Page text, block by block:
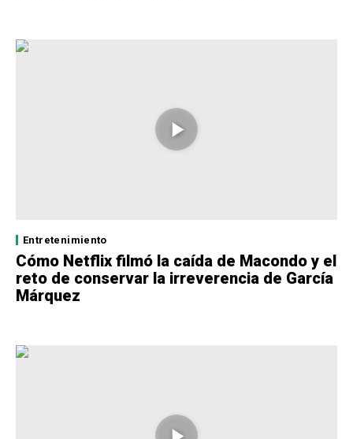
Entretenimiento
Cómo Netflix filmó la caída de Macondo y el
reto de conservar la irreverencia de García
Márquez